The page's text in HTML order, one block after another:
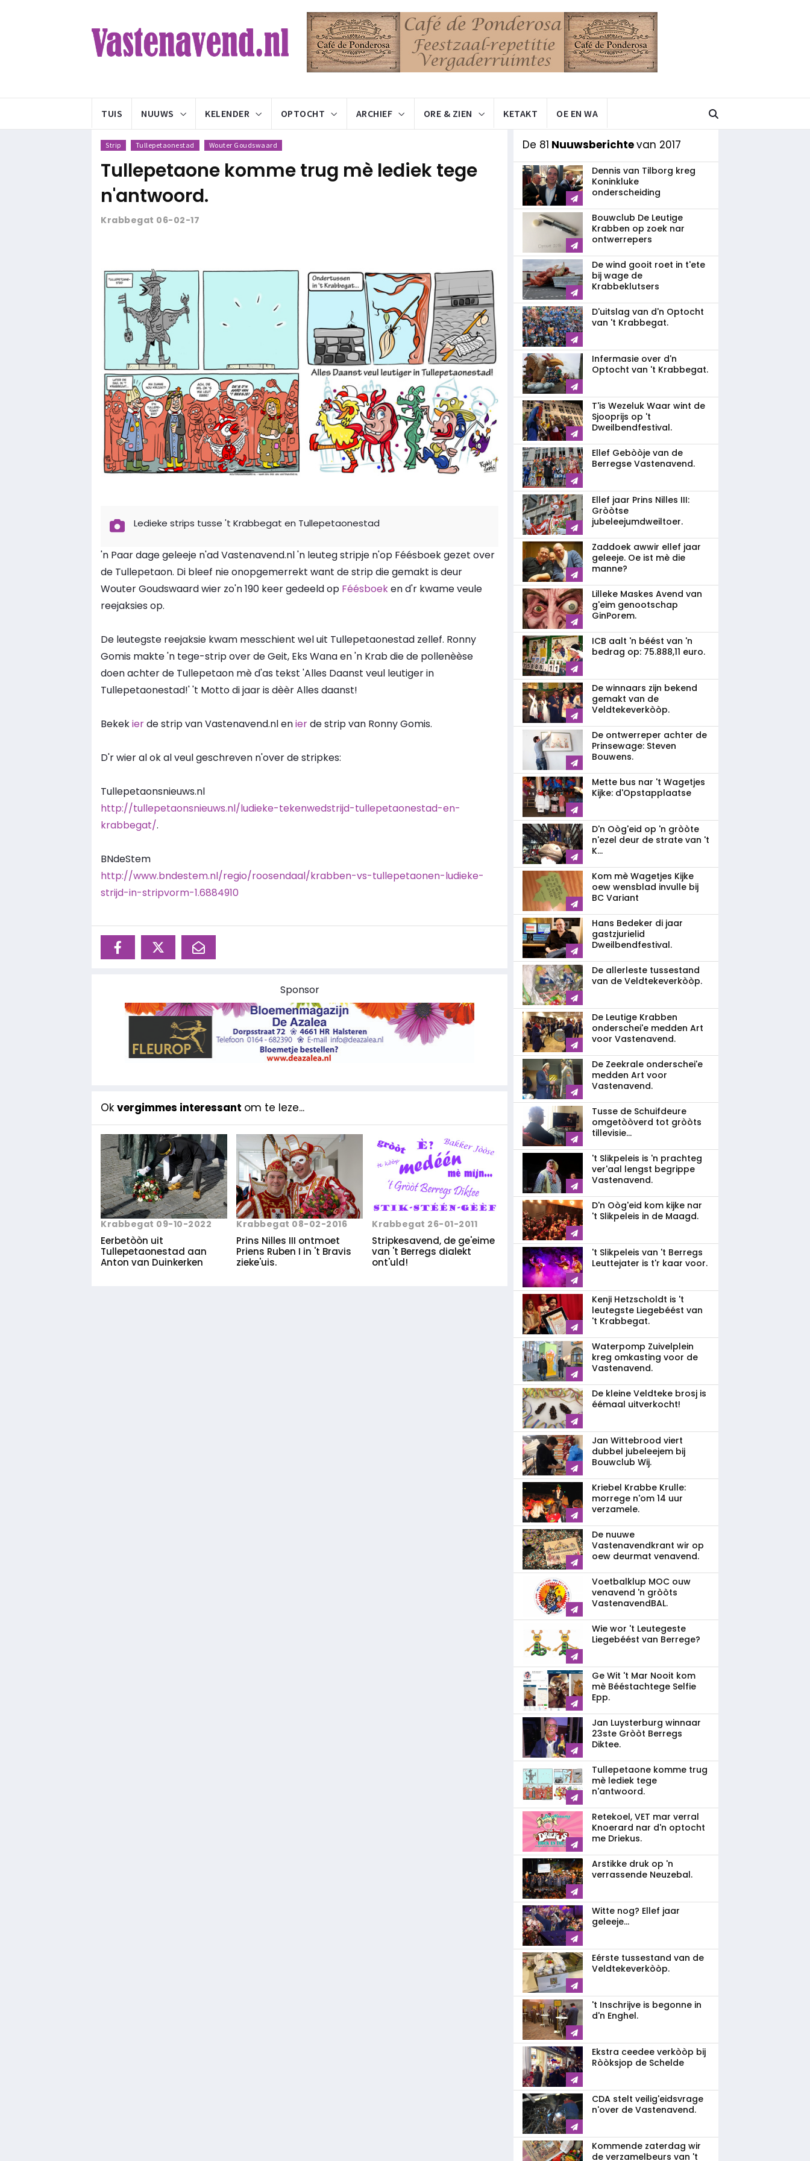
TUIS NUUWS KELENDER OPTOCHT ARCHIEF ORE & ZIEN KETAKT OE EN WA
Strip Tullepetaonestad Wouter Goudswaard
Tullepetaone komme trug mè lediek tege
n'antwoord.
Krabbegat 06-02-17
Ledieke strips tusse 't Krabbegat en Tullepetaonestad
'n Paar dage geleeje n'ad Vastenavend.nl 'n leuteg stripje n'op Féésboek gezet over
de Tullepetaon. Di bleef nie onopgemerrekt want de strip die gemakt is deur
Wouter Goudswaard wier zo'n 190 keer gedeeld op Féésboeken d'r kwame veule
reejaksies op.
De leutegste reejaksie kwam messchient wel uit Tullepetaonestad zellef. Ronny
Gomis makte 'n tege-strip over de Geit, Eks Wana en 'n Krab die de pollenèèse
doen achter de Tullepetaon mè d'as tekst 'Alles Daanst veul leutiger in
Tullepetaonestad!' 't Motto di jaar is dèèr Alles daanst!
Bekekierde strip van Vastenavend.nl enierde strip van Ronny Gomis.
D'r wier al ok al veul geschreven n'over de stripkes:
Tullepetaonsnieuws.nl
http://tullepetaonsnieuws.nl/ludieke-tekenwedstrijd-tullepetaonestad-en-
krabbegat/.
BNdeStem
http://www.bndestem.nl/regio/roosendaal/krabben-vs-tullepetaonen-ludieke-
strijd-in-stripvorm-1.6884910
Sponsor
Ok vergimmes interessant om te leze...
Krabbegat 09-10-2022
Eerbetòòn uit
Tullepetaonestad aan
Anton van Duinkerken
Krabbegat 08-02-2016
Prins Nilles III ontmoet
Priens Ruben I in 't Bravis
zieke'uis.
Krabbegat 26-01-2011
Stripkesavend, de ge'eime
van 't Berregs dialekt
ont'uld!
De 81 Nuuwsberichtevan 2017
Dennis van Tilborg kreg
Koninkluke
onderscheiding
Bouwclub De Leutige
Krabben op zoek nar
ontwerrepers
De wind gooit roet in t'ete
bij wage de
Krabbeklutsers
D'uitslag van d'n Optocht
van 't Krabbegat.
Infermasie over d'n
Optocht van 't Krabbegat.
T'is Wezeluk Waar wint de
Sjooprijs op 't
Dweilbendfestival.
Ellef Gebòòje van de
Berregse Vastenavend.
Ellef jaar Prins Nilles III:
Gròòtse
jubeleejumdweiltoer.
Zaddoek awwir ellef jaar
geleeje. Oe ist mè die
manne?
Lilleke Maskes Avend van
g'eim genootschap
GinPorem.
ICB aalt 'n béést van 'n
bedrag op: 75.888,11 euro.
De winnaars zijn bekend
gemakt van de
Veldtekeverkòòp.
De ontwerreper achter de
Prinsewage: Steven
Bouwens.
Mette bus nar 't Wagetjes
Kijke: d'Opstapplaatse
D'n Oòg'eid op 'n gròòte
n'ezel deur de strate van 't
K...
Kom mè Wagetjes Kijke
oew wensblad invulle bij
BC Variant
Hans Bedeker di jaar
gastzjurielid
Dweilbendfestival.
De allerleste tussestand
van de Veldtekeverkòòp.
De Leutige Krabben
onderschei'e medden Art
voor Vastenavend.
De Zeekrale onderschei'e
medden Art voor
Vastenavend.
Tusse de Schuifdeure
omgetòòverd tot gròòts
tillevisie...
't Slikpeleis is 'n prachteg
ver'aal lengst begrippe
Vastenavend.
D'n Oòg'eid kom kijke nar
't Slikpeleis in de Maagd.
't Slikpeleis van 't Berregs
Leuttejater is t'r kaar voor.
Kenji Hetzscholdt is 't
leutegste Liegebéést van
't Krabbegat.
Waterpomp Zuivelplein
kreg omkasting voor de
Vastenavend.
De kleine Veldteke brosj is
éémaal uitverkocht!
Jan Wittebrood viert
dubbel jubeleejem bij
Bouwclub Wij.
Kriebel Krabbe Krulle:
morrege n'om 14 uur
verzamele.
De nuuwe
Vastenavendkrant wir op
oew deurmat venavend.
Voetbalklup MOC ouw
venavend 'n gròòts
VastenavendBAL.
Wie wor 't Leutegeste
Liegebéést van Berrege?
Ge Wit 't Mar Nooit kom
mè Bééstachtege Selfie
Epp.
Jan Luysterburg winnaar
23ste Gròòt Berregs
Diktee.
Tullepetaone komme trug
mè lediek tege
n'antwoord.
Retekoel, VET mar verral
Knoerard nar d'n optocht
me Driekus.
Arstikke druk op 'n
verrassende Neuzebal.
Witte nog? Ellef jaar
geleeje...
Eérste tussestand van de
Veldtekeverkòòp.
't Inschrijve is begonne in
d'n Enghel.
Ekstra ceedee verkòòp bij
Ròòksjop de Schelde
CDA stelt veilig'eidsvrage
n'over de Vastenavend.
Kommende zaterdag wir
de verzamelbeurs van 't